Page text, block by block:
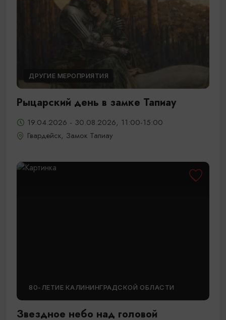
ДРУГИЕ МЕРОПРИЯТИЯ
Рыцарский день в замке Тапиау
19.04.2026 - 30.08.2026, 11:00-15:00
Гвардейск, Замок Тапиау
80-ЛЕТИЕ КАЛИНИНГРАДСКОЙ ОБЛАСТИ
Звездное небо над головой